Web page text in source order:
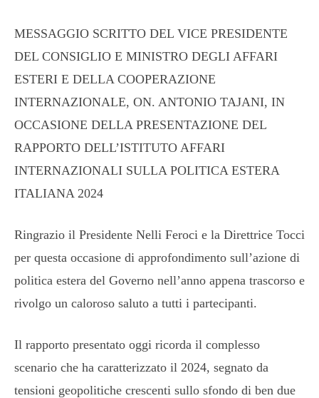
MESSAGGIO SCRITTO DEL VICE PRESIDENTE
DEL CONSIGLIO E MINISTRO DEGLI AFFARI
ESTERI E DELLA COOPERAZIONE
INTERNAZIONALE, ON. ANTONIO TAJANI, IN
OCCASIONE DELLA PRESENTAZIONE DEL
RAPPORTO DELL’ISTITUTO AFFARI
INTERNAZIONALI SULLA POLITICA ESTERA
ITALIANA 2024
Ringrazio il Presidente Nelli Feroci e la Direttrice Tocci
per questa occasione di approfondimento sull’azione di
politica estera del Governo nell’anno appena trascorso e
rivolgo un caloroso saluto a tutti i partecipanti.
Il rapporto presentato oggi ricorda il complesso
scenario che ha caratterizzato il 2024, segnato da
tensioni geopolitiche crescenti sullo sfondo di ben due